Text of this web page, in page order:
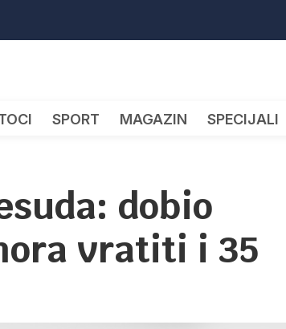
SPORT MAGAZIN SPECIJALI
dobio
vratiti i 35